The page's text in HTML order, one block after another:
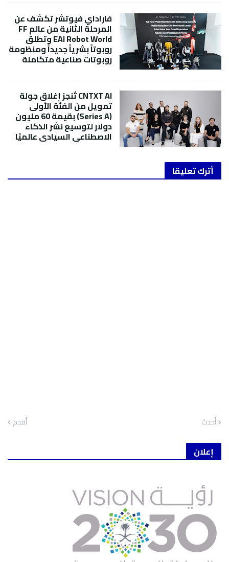
فاراداي فيوتشر تكشف عن
المرحلة الثانية من عالم FF
EAI Robot World وتطلق
روبوتاً بشرياً جديداً ومنظومة
روبوتات صناعية متكاملة
CNTXT AI تُنجز إغلاق جولة
تمويل من الفئة الأولى
(Series A) بقيمة 60 مليون
دولار لتوسيع نشر الذكاء
الاصطناعي السيادي عالميًا
أترك تعليقا
أحدث أقدم
إعلان